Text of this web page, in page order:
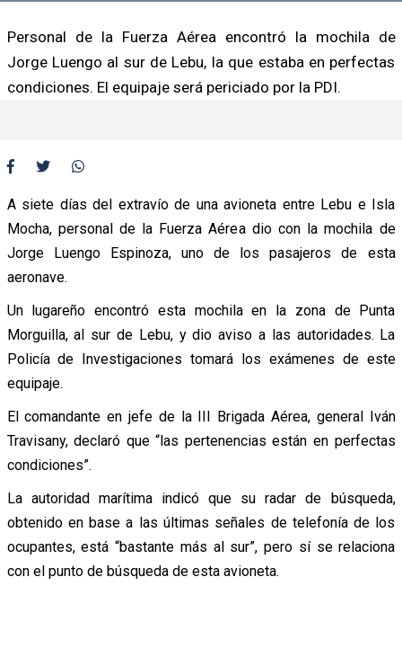
Personal de la Fuerza Aérea encontró la mochila de
Jorge Luengo al sur de Lebu, la que estaba en perfectas
condiciones. El equipaje será periciado por la PDI.
A siete días del extravío de una avioneta entre Lebu e Isla
Mocha, personal de la Fuerza Aérea dio con la mochila de
Jorge Luengo Espinoza, uno de los pasajeros de esta
aeronave.
Un lugareño encontró esta mochila en la zona de Punta
Morguilla, al sur de Lebu, y dio aviso a las autoridades. La
Policía de Investigaciones tomará los exámenes de este
equipaje.
El comandante en jefe de la III Brigada Aérea, general Iván
Travisany, declaró que “las pertenencias están en perfectas
condiciones”.
La autoridad marítima indicó que su radar de búsqueda,
obtenido en base a las últimas señales de telefonía de los
ocupantes, está “bastante más al sur”, pero sí se relaciona
con el punto de búsqueda de esta avioneta.